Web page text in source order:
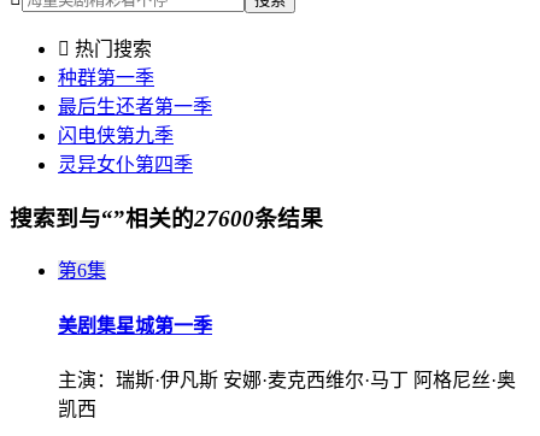
 热门搜索
种群第一季
最后生还者第一季
闪电侠第九季
灵异女仆第四季
搜索到与“”相关的27600条结果
第6集
美剧集星城第一季
主演： 瑞斯·伊凡斯 安娜·麦克西维尔·马丁 阿格尼丝·奥
凯西